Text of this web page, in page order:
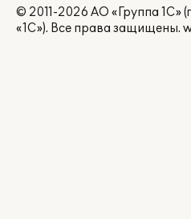
© 2011-2026 АО «Группа
«1С»). Все права защищены.